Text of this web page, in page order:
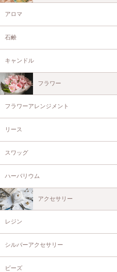
アロマ
石鹸
キャンドル
フラワー
フラワーアレンジメント
リース
スワッグ
ハーバリウム
アクセサリー
レジン
シルバーアクセサリー
ビーズ